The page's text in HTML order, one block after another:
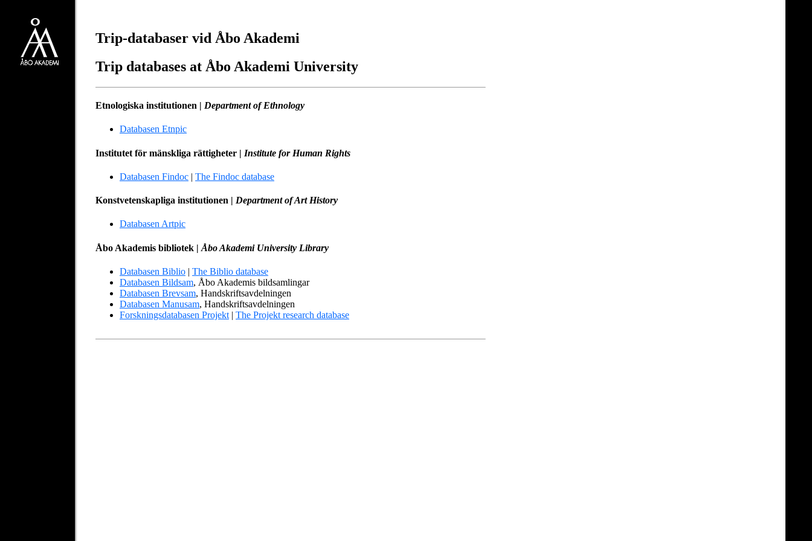
Trip-databaser vid Åbo Akademi
Trip databases at Åbo Akademi University
Etnologiska institutionen | Department of Ethnology
Databasen Etnpic
Institutet för mänskliga rättigheter | Institute for Human Rights
Databasen Findoc | The Findoc database
Konstvetenskapliga institutionen | Department of Art History
Databasen Artpic
Åbo Akademis bibliotek | Åbo Akademi University Library
Databasen Biblio | The Biblio database
Databasen Bildsam, Åbo Akademis bildsamlingar
Databasen Brevsam, Handskriftsavdelningen
Databasen Manusam, Handskriftsavdelningen
Forskningsdatabasen Projekt | The Projekt research database